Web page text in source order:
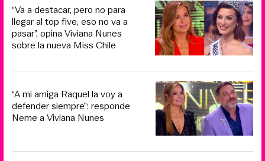
“Va a destacar, pero no para
llegar al top five, eso no va a
pasar”, opina Viviana Nunes
sobre la nueva Miss Chile
“A mi amiga Raquel la voy a
defender siempre”: responde
Neme a Viviana Nunes